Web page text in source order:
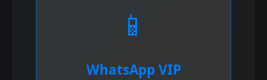
📱
WhatsApp VIP